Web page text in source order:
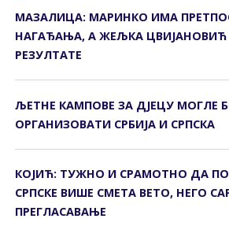
МАЗАЛИЦА: МАРИНКО ИМА
НАГАЂАЊА, А ЖЕЉКА
РЕЗУЛТАТЕ
ЉЕТНЕ КАМПОВЕ ЗА ДЈЕЦУ МОГЛЕ
ОРГАНИЗОВАТИ СРБИЈА И СРПСКА
КОЈИЋ: ТУЖНО И СРАМОТНО ДА
СРПСКЕ ВИШЕ СМЕТА ВЕТО, НЕГО
ПРЕГЛАСАВАЊЕ